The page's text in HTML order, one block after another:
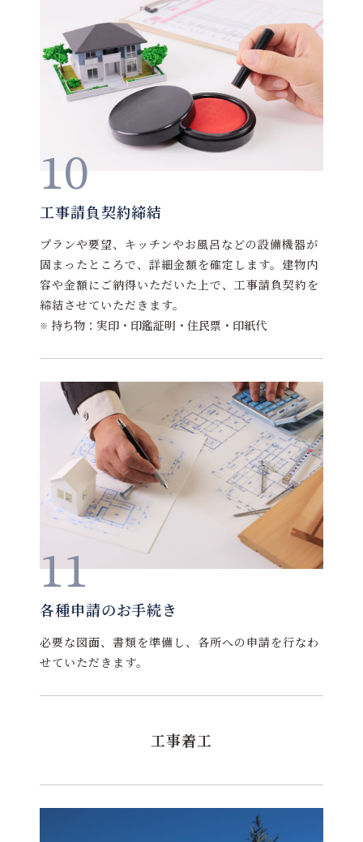
10
工事請負契約締結
プランや要望、キッチンやお風呂などの設備機器が
固まったところで、詳細金額を確定します。建物内
容や金額にご納得いただいた上で、工事請負契約を
締結させていただきます。
持ち物：実印・印鑑証明・住民票・印紙代
11
各種申請のお手続き
必要な図面、書類を準備し、各所への申請を行なわ
せていただきます。
工事着工